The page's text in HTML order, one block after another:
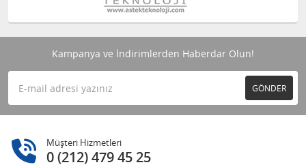
Kampanya ve İndirimlerden Haberdar Olun!
GÖNDER
Müşteri Hizmetleri
0 (212) 479 45 25